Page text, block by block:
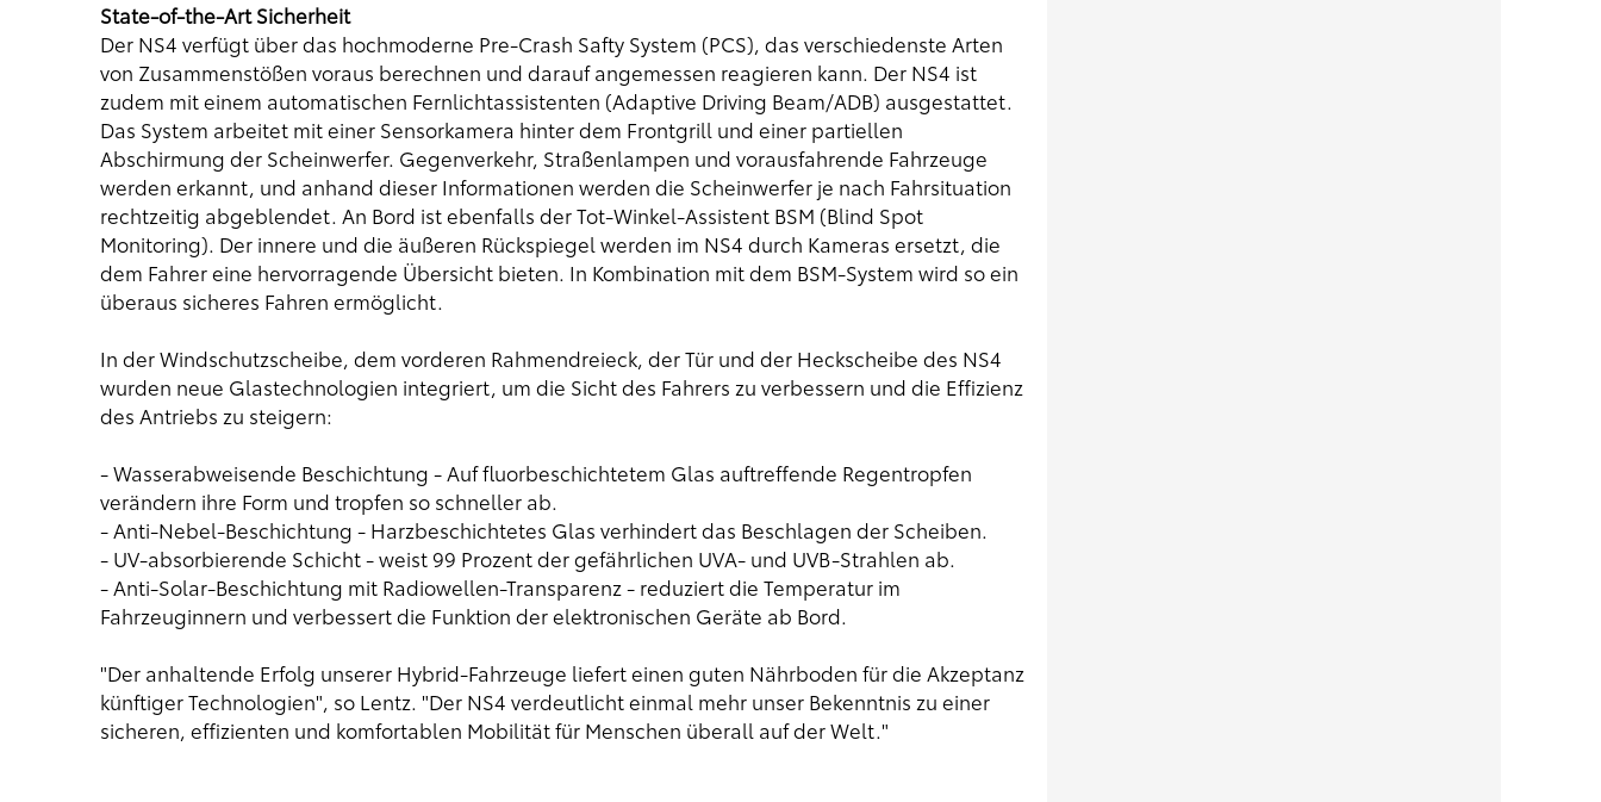
State-of-the-Art Sicherheit
Der NS4 verfügt über das hochmoderne Pre-Crash Safty System (PCS), das verschiedenste Arten
von Zusammenstößen voraus berechnen und darauf angemessen reagieren kann. Der NS4 ist
zudem mit einem automatischen Fernlichtassistenten (Adaptive Driving Beam/ADB) ausgestattet.
Das System arbeitet mit einer Sensorkamera hinter dem Frontgrill und einer partiellen
Abschirmung der Scheinwerfer. Gegenverkehr, Straßenlampen und vorausfahrende Fahrzeuge
werden erkannt, und anhand dieser Informationen werden die Scheinwerfer je nach Fahrsituation
rechtzeitig abgeblendet. An Bord ist ebenfalls der Tot-Winkel-Assistent BSM (Blind Spot
Monitoring). Der innere und die äußeren Rückspiegel werden im NS4 durch Kameras ersetzt, die
dem Fahrer eine hervorragende Übersicht bieten. In Kombination mit dem BSM-System wird so ein
überaus sicheres Fahren ermöglicht.
In der Windschutzscheibe, dem vorderen Rahmendreieck, der Tür und der Heckscheibe des NS4
wurden neue Glastechnologien integriert, um die Sicht des Fahrers zu verbessern und die Effizienz
des Antriebs zu steigern:
- Wasserabweisende Beschichtung - Auf fluorbeschichtetem Glas auftreffende Regentropfen
verändern ihre Form und tropfen so schneller ab.
- Anti-Nebel-Beschichtung - Harzbeschichtetes Glas verhindert das Beschlagen der Scheiben.
- UV-absorbierende Schicht - weist 99 Prozent der gefährlichen UVA- und UVB-Strahlen ab.
- Anti-Solar-Beschichtung mit Radiowellen-Transparenz - reduziert die Temperatur im
Fahrzeuginnern und verbessert die Funktion der elektronischen Geräte ab Bord.
"Der anhaltende Erfolg unserer Hybrid-Fahrzeuge liefert einen guten Nährboden für die Akzeptanz
künftiger Technologien", so Lentz. "Der NS4 verdeutlicht einmal mehr unser Bekenntnis zu einer
sicheren, effizienten und komfortablen Mobilität für Menschen überall auf der Welt."